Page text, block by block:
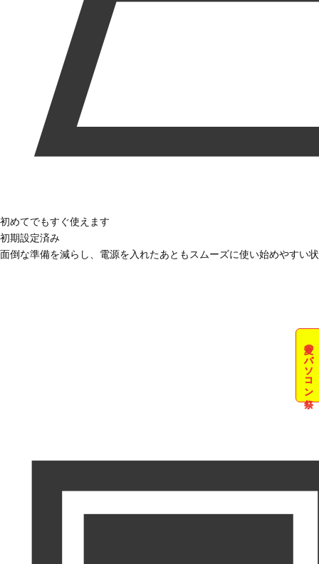
夏のパソコン祭
初めてでもすぐ使えます
初期設定済み
面倒な準備を減らし、電源を入れたあともスムーズに使い始めやすい